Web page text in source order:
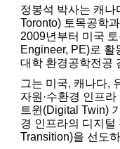
정봉석 박사는 캐
Toronto) 토목공학
2009년부터 미국
Engineer, PE)로 활
대학 환경공학전공
그는 미국, 캐나다,
자원·수환경 인프
트윈(Digital Twin)
경 인프라의 디지털
Transition)을 선도